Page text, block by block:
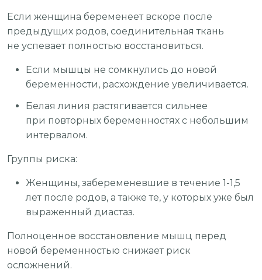
Если женщина беременеет вскоре после
предыдущих родов, соединительная ткань
не успевает полностью восстановиться.
Если мышцы не сомкнулись до новой
беременности, расхождение увеличивается.
Белая линия растягивается сильнее
при повторных беременностях с небольшим
интервалом.
Группы риска:
Женщины, забеременевшие в течение 1-1,5
лет после родов, а также те, у которых уже был
выраженный диастаз.
Полноценное восстановление мышц перед
новой беременностью снижает риск
осложнений.